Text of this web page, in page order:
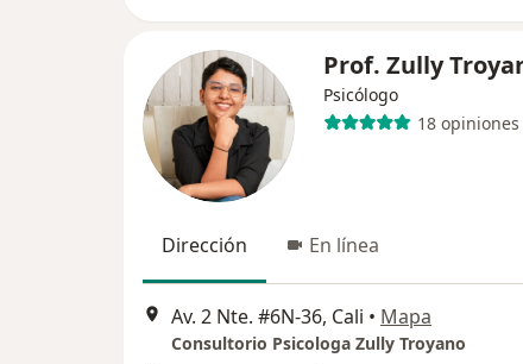
Prof. Zully
Psicólogo
18 opiniones
Dirección En línea
Av. 2 Nte. #6N-36, Cali • Mapa
Consultorio Psicologa Zully Troyano